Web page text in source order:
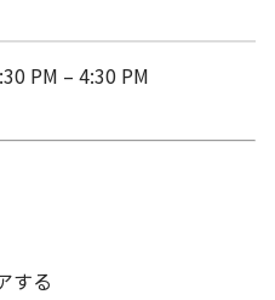
PM –4:30 PM
する